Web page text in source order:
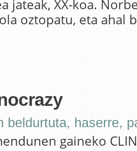
jateak, XX-koa.
oztopatu, eta ahal
beldurtuta, haserre,
gaineko